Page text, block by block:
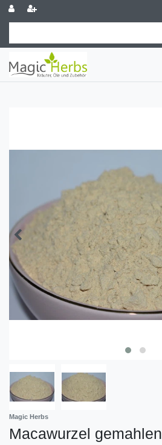
Magic Herbs
Macawurzel gemahlen